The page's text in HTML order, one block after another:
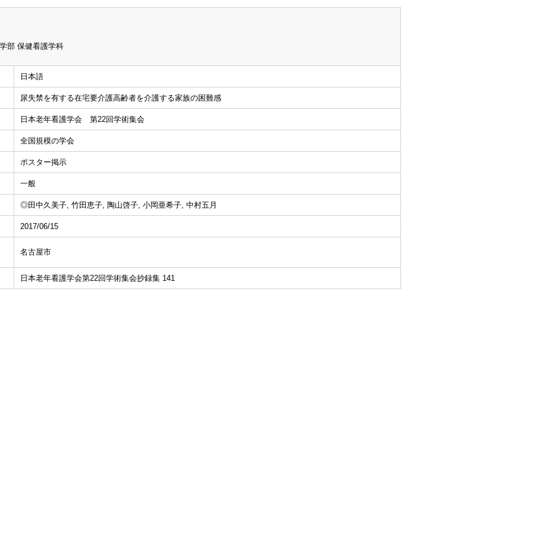
部 保健看護学科
日本語
尿失禁を有する在宅要介護高齢者を介護する家族の困難感
日本老年看護学会 第22回学術集会
全国規模の学会
ポスター掲示
一般
◎田中久美子, 竹田恵子, 陶山啓子, 小岡亜希子, 中村五月
2017/06/15
名古屋市
日本老年看護学会第22回学術集会抄録集 141